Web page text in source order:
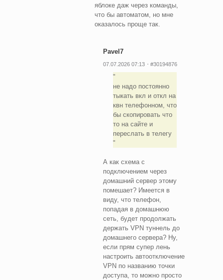
яблоке даж через команды,
что бы автоматом, но мне
оказалось проще так.
Pavel7
07.07.2026 07:13 #30194876
не надо постоянно
тыкать вкл и откл на
квн телефонном, что
бы скопировать что
то на сайте и
переслать в телегу
А как схема с
подключением через
домашний сервер этому
помешает? Имеется в
виду, что телефон,
попадая в домашнюю
сеть, будет продолжать
держать VPN туннель до
домашнего сервера? Ну,
если прям супер лень
настроить автоотключение
VPN по названию точки
доступа, то можно просто